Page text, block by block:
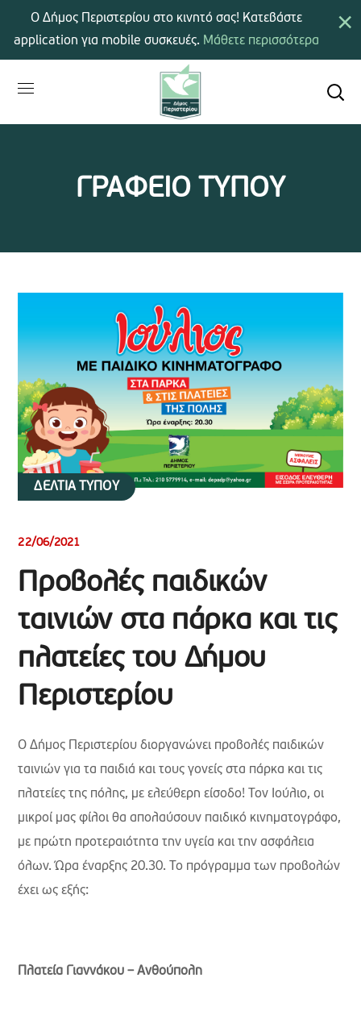
ΓΡΑΦΕΙΟ ΤΥΠΟΥ
ΔΕΛΤΙΑ ΤΥΠΟΥ
22/06/2021
Προβολές παιδικών
ταινιών στα πάρκα και τις
πλατείες του Δήμου
Περιστερίου
Ο Δήμος Περιστερίου διοργανώνει προβολές παιδικών
ταινιών για τα παιδιά και τους γονείς στα πάρκα και τις
πλατείες της πόλης, με ελεύθερη είσοδο! Τον Ιούλιο, οι
μικροί μας φίλοι θα απολαύσουν παιδικό κινηματογράφο,
με πρώτη προτεραιότητα την υγεία και την ασφάλεια
όλων. Ώρα έναρξης 20.30. Το πρόγραμμα των προβολών
έχει ως εξής:
Πλατεία Γιαννάκου – Ανθούπολη
×
Ο Δήμος Περιστερίου στο κινητό σας! Κατεβάστε
application για mobile συσκευές. Μάθετε περισσότερα